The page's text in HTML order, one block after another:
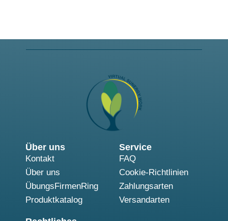
Über uns
Kontakt
Über uns
ÜbungsFirmenRing
Produktkatalog
Service
FAQ
Cookie-Richtlinien
Zahlungsarten
Versandarten